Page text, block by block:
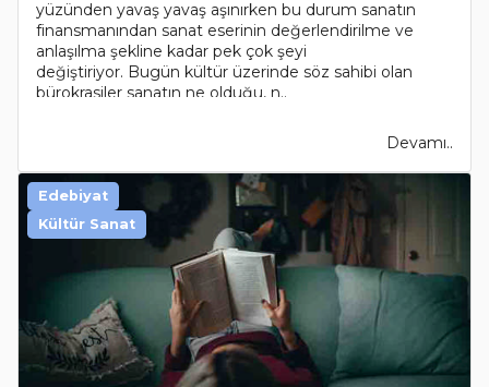
yüzünden yavaş yavaş aşınırken bu durum sanatın
finansmanından sanat eserinin değerlendirilme ve
anlaşılma şekline kadar pek çok şeyi
değiştiriyor. Bugün kültür üzerinde söz sahibi olan
bürokrasiler sanatın ne olduğu, n..
Devamı..
Edebiyat
Kültür Sanat